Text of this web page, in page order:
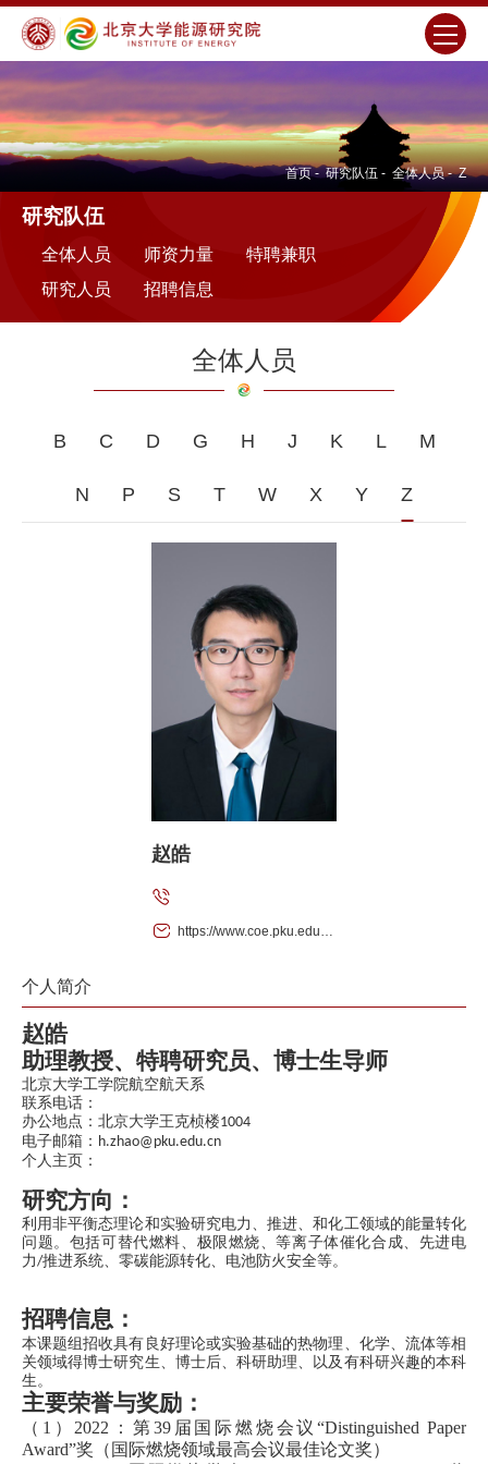
首页 - 研究队伍 - 全体人员 - Z
研究队伍
全体人员 师资力量
特聘兼职
研究人员
招聘信息
全体人员
B C D G H J K L M
N P S T W X Y Z
赵皓
https://www.coe.pku.edu.cn/teaching/all_time/7148.html
个人简介
赵皓
助理教授、特聘研究员、博士生导师
北京大学工学院航空航天系
联系电话：
办公地点：北京大学王克桢楼1004
电子邮箱： h.zhao@pku.edu.cn
个人主页：
研究方向：
利用非平衡态理论和实验研究电力、推进、和化工领域的能量转化
问题。包括可替代燃料、极限燃烧、等离子体催化合成、先进电
力/推进系统、零碳能源转化、电池防火安全等。
招聘信息：
本课题组招收具有良好理论或实验基础的热物理、化学、流体等相
关领域得博士研究生、博士后、科研助理、以及有科研兴趣的本科
生。
主要荣誉与奖励：
（ 1 ）2022 ：第39届国际燃烧会议“Distinguished Paper
Award”奖（国际燃烧领域最高会议最佳论文奖）